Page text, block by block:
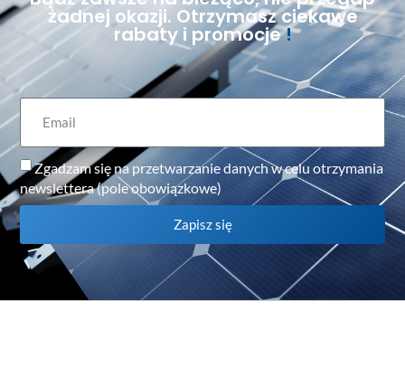
żadnej okazji. Otrzymasz ciekawe
rabaty i promocje!
Zgadzam się na przetwarzanie danych w celu otrzymania
newslettera (pole obowiązkowe)
Zapisz się